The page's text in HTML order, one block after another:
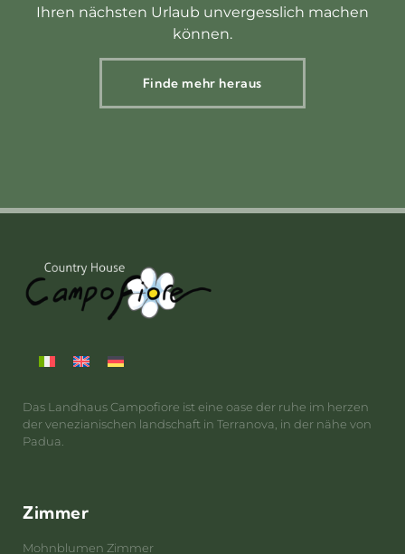
Ihren nächsten Urlaub unvergesslich machen
können.
Finde mehr heraus
Das Landhaus Campofiore ist eine oase der ruhe im herzen
der venezianischen landschaft in Terranova, in der nähe von
Padua.
Zimmer
Mohnblumen Zimmer